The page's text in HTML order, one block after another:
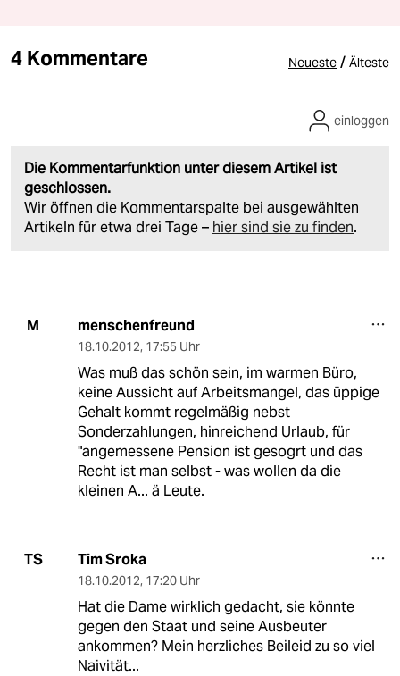
4 Kommentare Neueste / Älteste
Die Kommentarfunktion unter diesem Artikel ist
geschlossen.
Wir öffnen die Kommentarspalte bei ausgewählten
Artikeln für etwa drei Tage – hier sind sie zu finden.
einloggen
M menschenfreund
18.10.2012, 17:55 Uhr
Was muß das schön sein, im warmen Büro,
keine Aussicht auf Arbeitsmangel, das üppige
Gehalt kommt regelmäßig nebst
Sonderzahlungen, hinreichend Urlaub, für
"angemessene Pension ist gesogrt und das
Recht ist man selbst - was wollen da die
kleinen A... ä Leute.
TS Tim Sroka
18.10.2012, 17:20 Uhr
Hat die Dame wirklich gedacht, sie könnte
gegen den Staat und seine Ausbeuter
ankommen? Mein herzliches Beileid zu so viel
Naivität...